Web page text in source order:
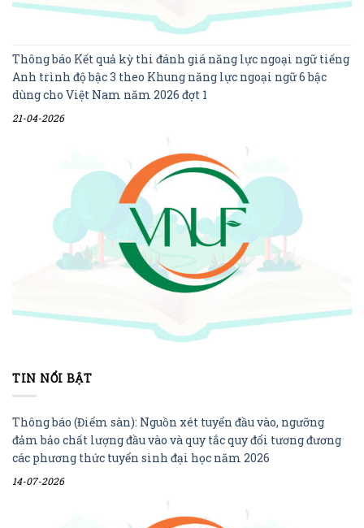
Thông báo Kết quả kỳ thi đánh giá năng lực ngoại ngữ tiếng
Anh trình độ bậc 3 theo Khung năng lực ngoại ngữ 6 bậc
dùng cho Việt Nam năm 2026 đợt 1
21-04-2026
TIN NỔI BẬT
Thông báo (Điểm sàn): Nguồn xét tuyển đầu vào, ngưỡng
đảm bảo chất lượng đầu vào và quy tắc quy đổi tương đương
các phương thức tuyển sinh đại học năm 2026
14-07-2026